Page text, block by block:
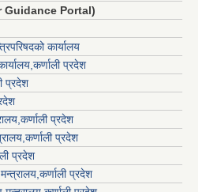
Guidance Portal)
कार्यालय
प्रदेश
प्रदेश
प्रदेश
प्रदेश
प्रदेश
प्रदेश